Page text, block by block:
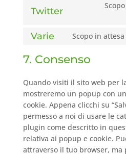
Twitter
Varie Scopo in
7. Consenso
Quando visiti il sito web per
mostreremo un popup con
cookie. Appena clicchi su
permesso a noi di usare le
plugin come descritto in
relativa ai popup e cookie.
attraverso il tuo browser, ma